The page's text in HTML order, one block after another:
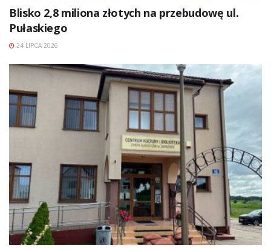
Blisko 2,8 miliona złotych na przebudowę ul.
Pułaskiego
24 LIPCA 2026